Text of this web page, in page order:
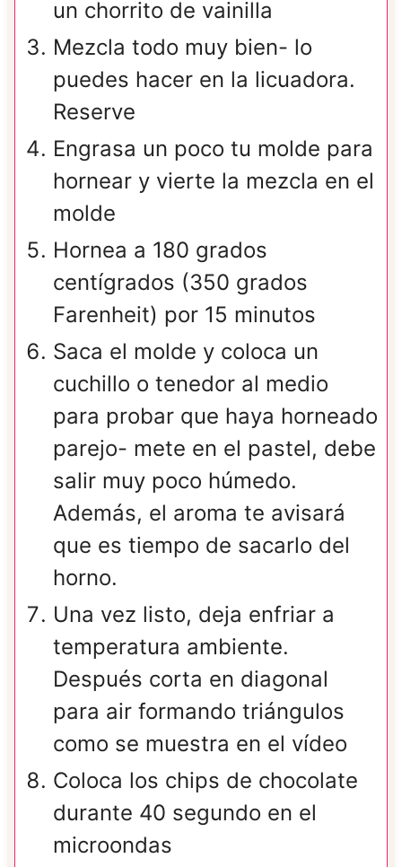
un chorrito de vainilla
Mezcla todo muy bien- lo
puedes hacer en la licuadora.
Reserve
Engrasa un poco tu molde para
hornear y vierte la mezcla en el
molde
Hornea a 180 grados
centígrados (350 grados
Farenheit) por 15 minutos
Saca el molde y coloca un
cuchillo o tenedor al medio
para probar que haya horneado
parejo- mete en el pastel, debe
salir muy poco húmedo.
Además, el aroma te avisará
que es tiempo de sacarlo del
horno.
Una vez listo, deja enfriar a
temperatura ambiente.
Después corta en diagonal
para air formando triángulos
como se muestra en el vídeo
Coloca los chips de chocolate
durante 40 segundo en el
microondas